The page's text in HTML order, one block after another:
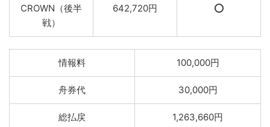
CROWN（後半
戦）
642,720円 ⭕️
情報料 100,000円
舟券代 30,000円
総払戻 1,263,660円